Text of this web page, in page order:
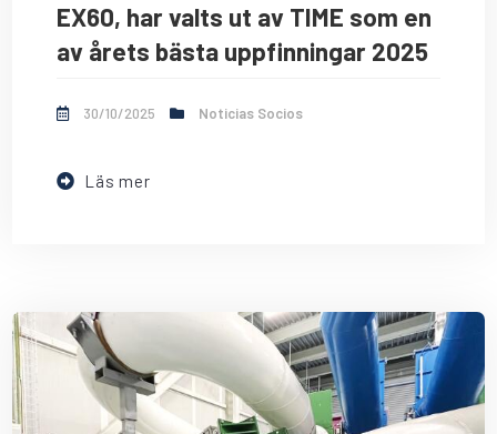
EX60, har valts ut av TIME som en
av årets bästa uppfinningar 2025
30/10/2025 Noticias Socios
Läs mer